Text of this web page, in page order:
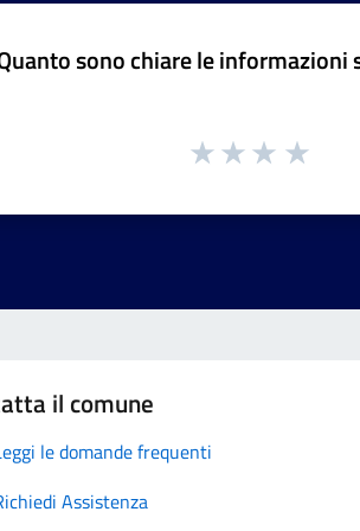
sono chiare le informazioni
il comune
le domande frequenti
Assistenza